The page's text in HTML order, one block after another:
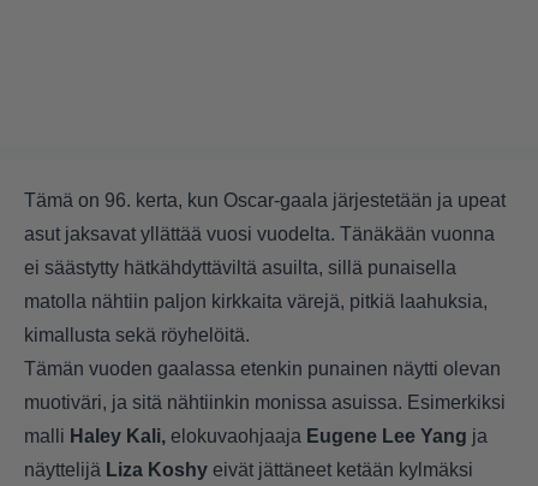
Tämä on 96. kerta, kun Oscar-gaala järjestetään ja upeat
asut jaksavat yllättää vuosi vuodelta. Tänäkään vuonna
ei säästytty hätkähdyttäviltä asuilta, sillä punaisella
matolla nähtiin paljon kirkkaita värejä, pitkiä laahuksia,
kimallusta sekä röyhelöitä.
Tämän vuoden gaalassa etenkin punainen näytti olevan
muotiväri, ja sitä nähtiinkin monissa asuissa. Esimerkiksi
malli Haley Kali, elokuvaohjaaja Eugene Lee Yang ja
näyttelijä Liza Koshy eivät jättäneet ketään kylmäksi